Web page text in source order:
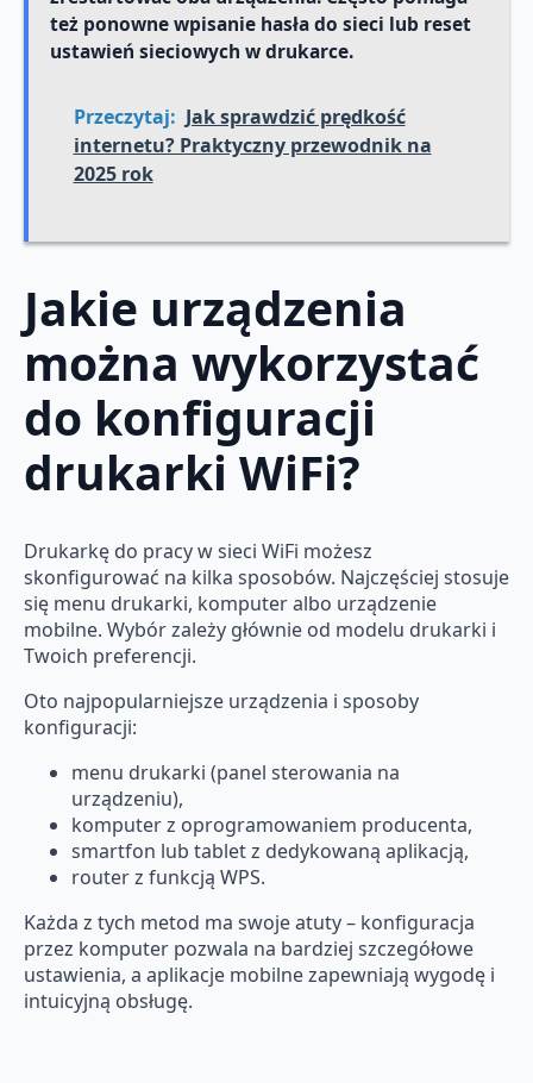
też ponowne wpisanie hasła do sieci lub reset
ustawień sieciowych w drukarce.
Przeczytaj: Jak sprawdzić prędkość
internetu? Praktyczny przewodnik na
2025 rok
Jakie urządzenia
można wykorzystać
do konfiguracji
drukarki WiFi?
Drukarkę do pracy w sieci WiFi możesz
skonfigurować na kilka sposobów. Najczęściej stosuje
się menu drukarki, komputer albo urządzenie
mobilne. Wybór zależy głównie od modelu drukarki i
Twoich preferencji.
Oto najpopularniejsze urządzenia i sposoby
konfiguracji:
menu drukarki (panel sterowania na
urządzeniu),
komputer z oprogramowaniem producenta,
smartfon lub tablet z dedykowaną aplikacją,
router z funkcją WPS.
Każda z tych metod ma swoje atuty – konfiguracja
przez komputer pozwala na bardziej szczegółowe
ustawienia, a aplikacje mobilne zapewniają wygodę i
intuicyjną obsługę.